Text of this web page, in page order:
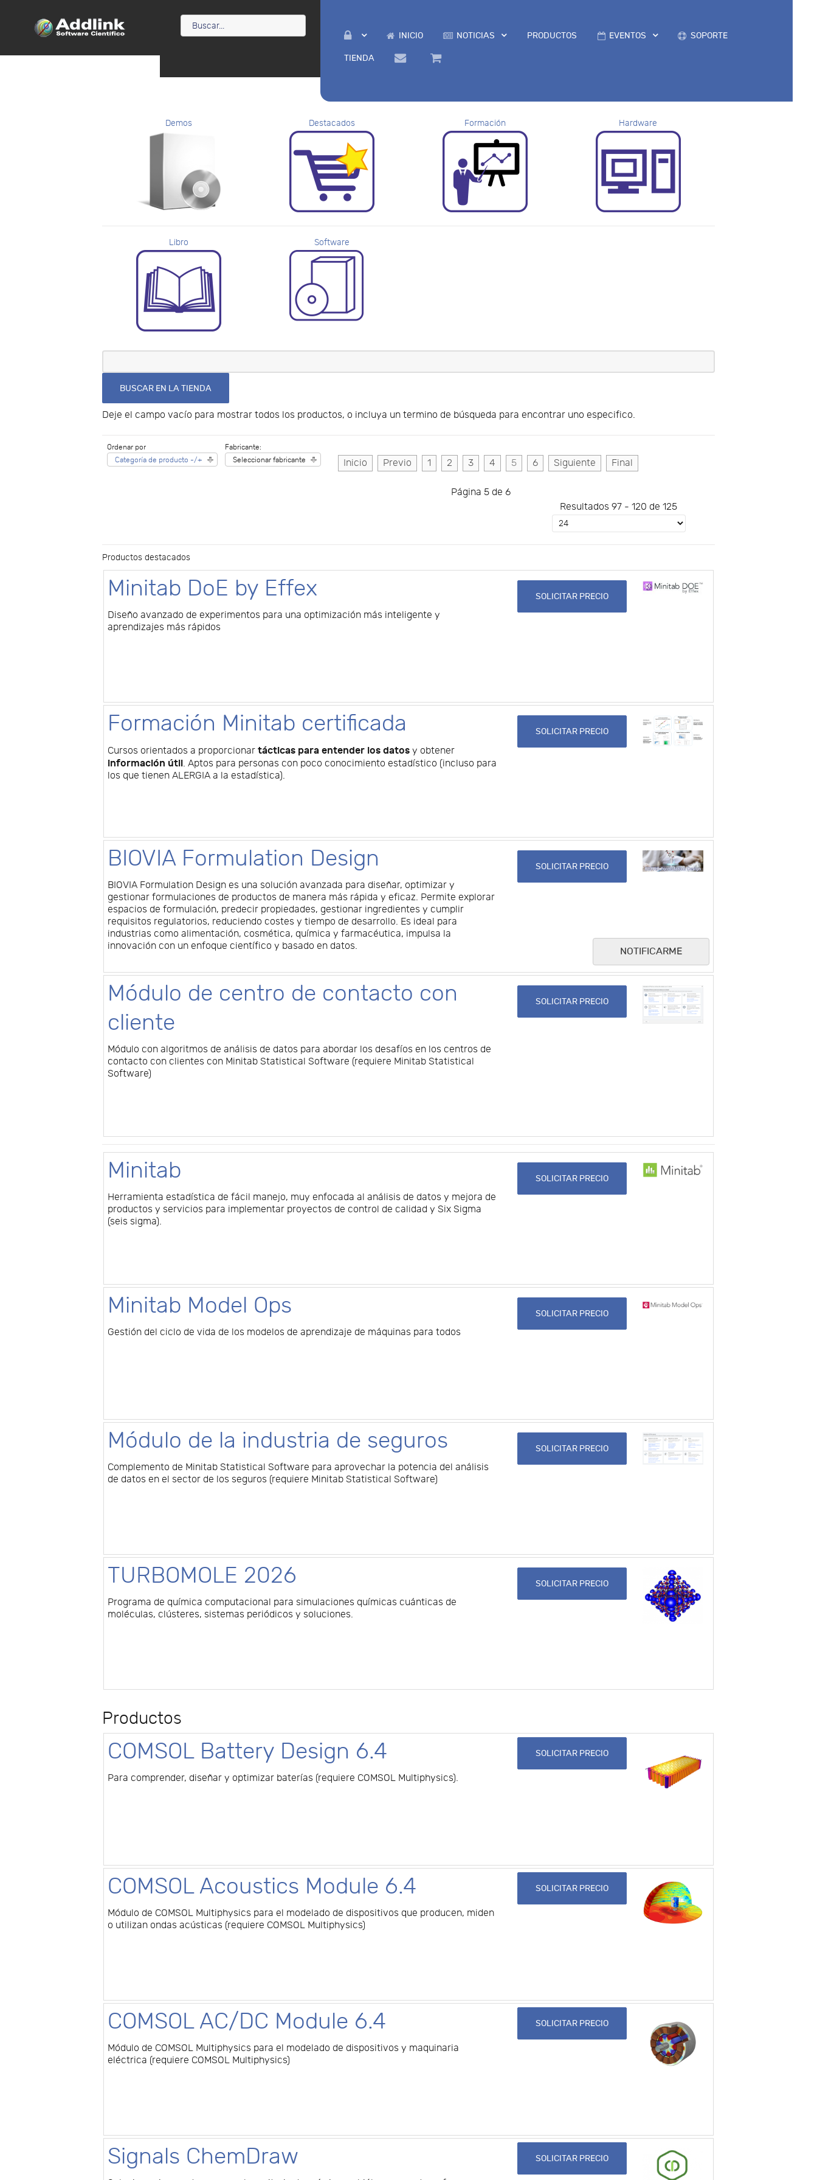
INICIO NOTICIAS PRODUCTOS EVENTOS SOPORTE
TIENDA
Demos Destacados Formación Hardware
Libro Software
Deje el campo vacío para mostrar todos los productos, o incluya un termino de búsqueda para encontrar uno especifico.
Ordenar por
Categoría de producto -/+
Fabricante:
Seleccionar fabricante
Inicio Previo 1 2 3 4 5 6 Siguiente Final
Página 5 de 6
Resultados 97 - 120 de 125
Productos destacados
Minitab DoE by Effex
Diseño avanzado de experimentos para una optimización más inteligente y
aprendizajes más rápidos
SOLICITAR PRECIO
Formación Minitab certificada
Cursos orientados a proporcionartácticas para entender los datos y obtener
información útil. Aptos para personas con poco conocimiento estadístico (incluso para
los que tienen ALERGIA a la estadística).
SOLICITAR PRECIO
BIOVIA Formulation Design
BIOVIA Formulation Design es una solución avanzada para diseñar, optimizar y
gestionar formulaciones de productos de manera más rápida y eficaz. Permite explorar
espacios de formulación, predecir propiedades, gestionar ingredientes y cumplir
requisitos regulatorios, reduciendo costes y tiempo de desarrollo. Es ideal para
industrias como alimentación, cosmética, química y farmacéutica, impulsa la
innovación con un enfoque científico y basado en datos.
SOLICITAR PRECIO
NOTIFICARME
Módulo de centro de contacto con
cliente
Módulo con algoritmos de análisis de datos para abordar los desafíos en los centros de
contacto con clientes con Minitab Statistical Software (requiere Minitab Statistical
Software)
SOLICITAR PRECIO
Minitab
Herramienta estadística de fácil manejo, muy enfocada al análisis de datos y mejora de
productos y servicios para implementar proyectos de control de calidad y Six Sigma
(seis sigma).
SOLICITAR PRECIO
Minitab Model Ops
Gestión del ciclo de vida de los modelos de aprendizaje de máquinas para todos
SOLICITAR PRECIO
Módulo de la industria de seguros
Complemento de Minitab Statistical Software para aprovechar la potencia del análisis
de datos en el sector de los seguros (requiere Minitab Statistical Software)
SOLICITAR PRECIO
TURBOMOLE 2026
Programa de química computacional para simulaciones químicas cuánticas de
moléculas, clústeres, sistemas periódicos y soluciones.
SOLICITAR PRECIO
Productos
COMSOL Battery Design 6.4
Para comprender, diseñar y optimizar baterías (requiere COMSOL Multiphysics).
SOLICITAR PRECIO
COMSOL Acoustics Module 6.4
Módulo de COMSOL Multiphysics para el modelado de dispositivos que producen, miden
o utilizan ondas acústicas (requiere COMSOL Multiphysics)
SOLICITAR PRECIO
COMSOL AC/DC Module 6.4
Módulo de COMSOL Multiphysics para el modelado de dispositivos y maquinaria
eléctrica (requiere COMSOL Multiphysics)
SOLICITAR PRECIO
Signals ChemDraw SOLICITAR PRECIO